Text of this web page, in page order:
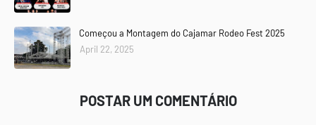
Começou a Montagem do Cajamar Rodeo Fest 2025
April 22, 2025
POSTAR UM COMENTÁRIO